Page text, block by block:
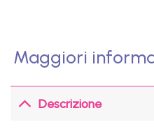
Maggiori
Descrizione